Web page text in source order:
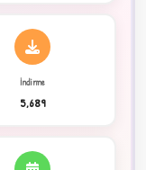
İndirme
5,689